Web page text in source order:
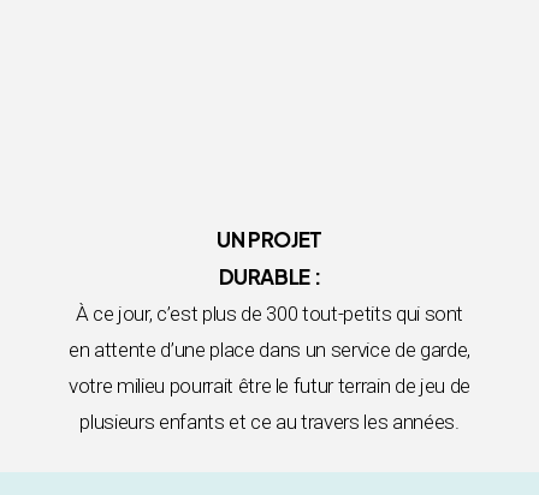
UN PROJET
DURABLE :
À ce jour, c’est plus de 300 tout-petits qui sont
en attente d’une place dans un service de garde,
votre milieu pourrait être le futur terrain de jeu de
plusieurs enfants et ce au travers les années.